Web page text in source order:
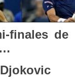
finales de